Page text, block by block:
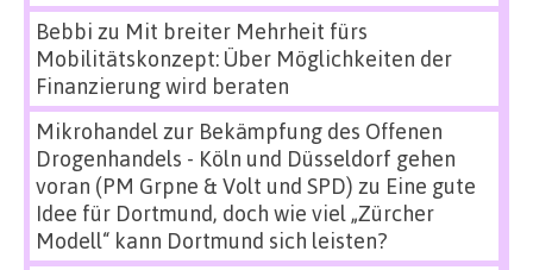
Bebbi zu Mit breiter Mehrheit fürs
Mobilitätskonzept: Über Möglichkeiten der
Finanzierung wird beraten
Mikrohandel zur Bekämpfung des Offenen
Drogenhandels - Köln und Düsseldorf gehen
voran (PM Grpne & Volt und SPD) zu Eine gute
Idee für Dortmund, doch wie viel „Zürcher
Modell“ kann Dortmund sich leisten?